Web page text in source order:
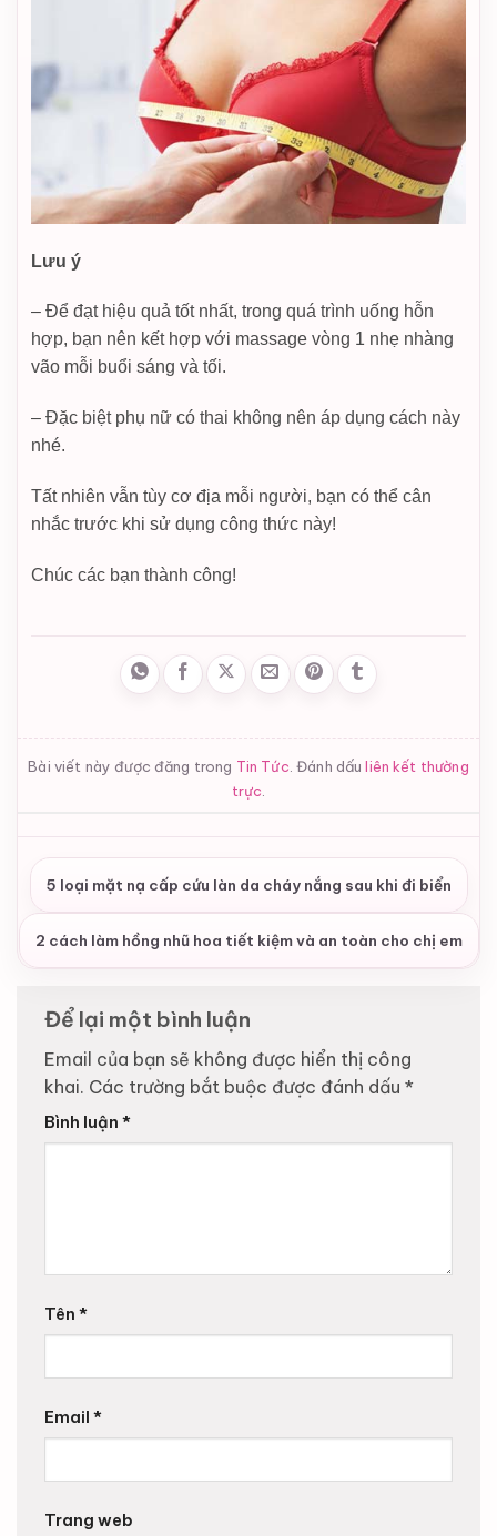
Lưu ý
– Để đạt hiệu quả tốt nhất, trong quá trình uống hỗn
hợp, bạn nên kết hợp với massage vòng 1 nhẹ nhàng
vão mỗi buổi sáng và tối.
– Đặc biệt phụ nữ có thai không nên áp dụng cách này
nhé.
Tất nhiên vẫn tùy cơ địa mỗi người, bạn có thể cân
nhắc trước khi sử dụng công thức này!
Chúc các bạn thành công!
Bài viết này được đăng trong Tin Tức . Đánh dấuliên kết thường
trực
5 loại mặt nạ cấp cứu làn da cháy nắng sau khi đi biển
2 cách làm hồng nhũ hoa tiết kiệm và an toàn cho chị em
Để lại một bình luận
Email của bạn sẽ không được hiển thị công
khai. Các trường bắt buộc được đánh dấu *
Bình luận *
Tên *
Email *
Trang web